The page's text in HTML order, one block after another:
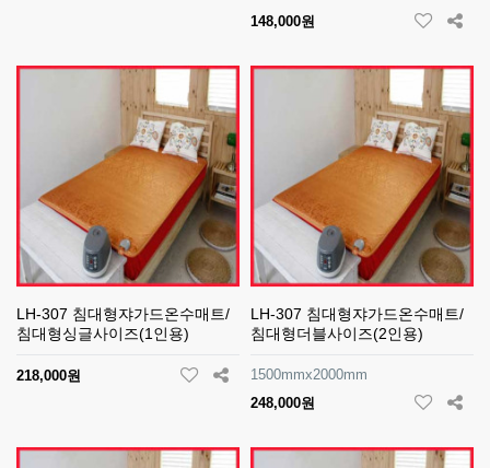
148,000원
LH-307 침대형쟈가드온수매트/
침대형싱글사이즈(1인용)
218,000원
LH-307 침대형쟈가드온수매트/
침대형더블사이즈(2인용)
1500mmx2000mm
248,000원